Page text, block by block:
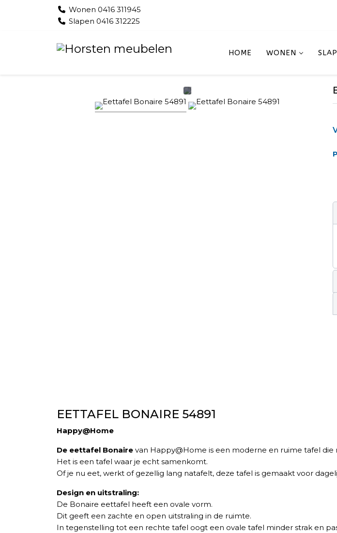
Wonen 0416 311945
Slapen 0416 312225
HOME WONEN
EETTAFEL BONAIRE 54891
Happy@Home
De eettafel Bonaire van Happy@Home is een moderne en ruime tafel
Het is een tafel waar je echt samenkomt.
Of je nu eet, werkt of gezellig lang natafelt, deze tafel is gemaakt voor
Design en uitstraling:
De Bonaire eettafel heeft een ovale vorm.
Dit geeft een zachte en open uitstraling in de ruimte.
In tegenstelling tot een rechte tafel oogt een ovale tafel minder strak en